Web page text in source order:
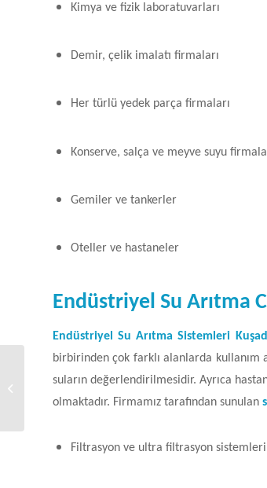
Kimya ve fizik laboratuvarları
Demir, çelik imalatı firmaları
Her türlü yedek parça firmaları
Konserve, salça ve meyve suyu
Gemiler ve tankerler
Oteller ve hastaneler
Endüstriyel Su Arıtma
Endüstriyel Su Arıtma Sistemleri
birbirinden çok farklı alanlarda kullanım
suların değerlendirilmesidir. Ayrıca
olmaktadır. Firmamız tarafından sunulan
Filtrasyon ve ultra filtrasyon
Endüstriyel Su Arıtma
Sistemleri Çeşme